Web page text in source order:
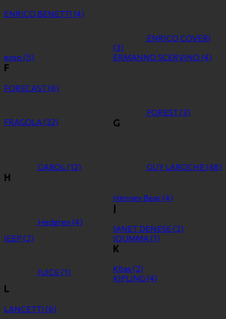
ENRICO BENETTI (4)
ENRICO COVERI
(3)
enso (5) ERMANNO SCERVINO (4)
F
FORECAST(6)
FOREST(3)
FRAGOLA (32) G
GABOL(12) GUY LAROCHE (48)
H
Hedgren (4)
Henney Bear(4)
J
JANET DENESE (2)
JEEP (2) JOUMMA (1)
JUICE (1)
K
Kbas (2)
KIPLING (4)
L
LANCETTI (6)